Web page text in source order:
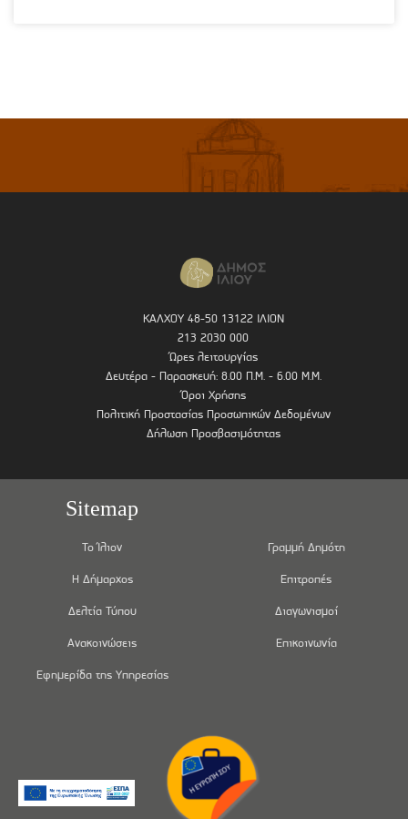
ΚΑΛΧΟΥ 48-50 13122 ΙΛΙΟΝ
213 2030 000
Ώρες λειτουργίας
Δευτέρα - Παρασκευή: 8.00 Π.Μ. - 6.00 Μ.Μ.
Όροι Χρήσης
Πολιτική Προστασίας Προσωπικών Δεδομένων
Δήλωση Προσβασιμότητας
Sitemap
Το Ίλιον
Η Δήμαρχος
Δελτία Τύπου
Ανακοινώσεις
Εφημερίδα της Υπηρεσίας
Γραμμή Δημότη
Επιτροπές
Διαγωνισμοί
Επικοινωνία